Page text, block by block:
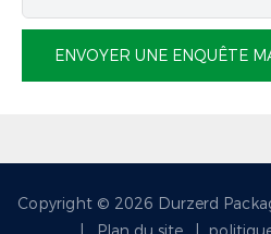
ENVOYER UNE ENQUÊTE
Copyright © 2026 Durzerd